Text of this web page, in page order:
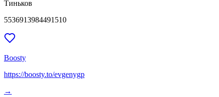
Тиньков
5536913984491510
Boosty
https://boosty.to/evgenygp
→